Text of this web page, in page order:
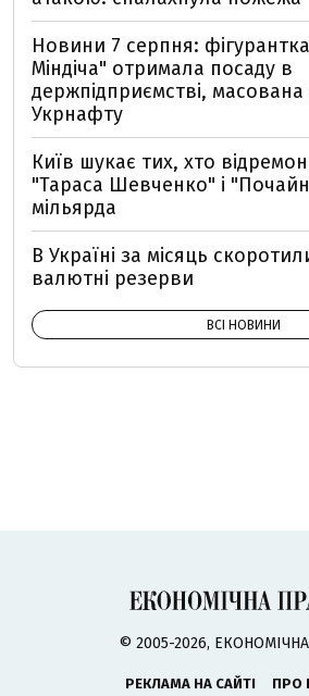
Новини 7 серпня:
Міндіча" отримала посаду в
держпідприємстві,
Укрнафту
Київ шукає тих, хто
"Тараса Шевченко" і
мільярда
В Україні за місяць
валютні резерви
ВСІ НОВИНИ
© 2005-2026,
РЕКЛАМА НА САЙТІ
ПРО